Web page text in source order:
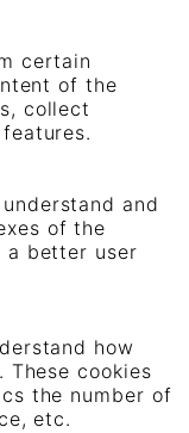
certain
of the
collect
and
of the
a better user
how
cookies
the number of
etc.